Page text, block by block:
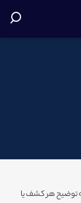
توضیح هر کشف یا